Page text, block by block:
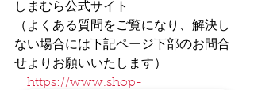
しまむら公式サイト
（よくある質問をご覧になり、解決し
ない場合には下記ページ下部のお問合
せよりお願いいたします）
https://www.shop-